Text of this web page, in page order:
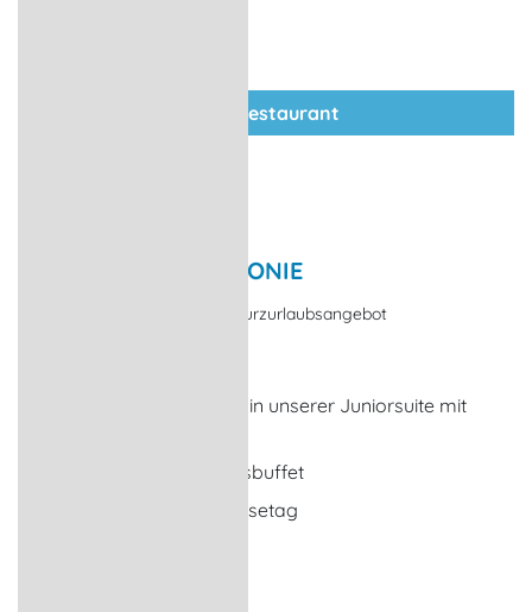
zum Restaurant
Arrangement HARMONIE
Hauptsaison - Angebot, Kurzurlaubsangebot
2 x - 5 Übernachtungen in unserer Juniorsuite mit
reichhaltiges Frühstücksbuffet
Kännchen Tee am Anreisetag